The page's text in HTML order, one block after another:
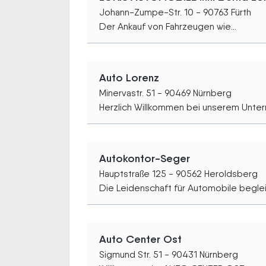
Johann-Zumpe-Str. 10 - 90763 Fürth
Der Ankauf von Fahrzeugen wie...
Auto Lorenz
Minervastr. 51 - 90469 Nürnberg
Herzlich Willkommen bei unserem
Autokontor-Seger
Hauptstraße 125 - 90562 Heroldsberg
Die Leidenschaft für Automobile
Auto Center Ost
Sigmund Str. 51 - 90431 Nürnberg